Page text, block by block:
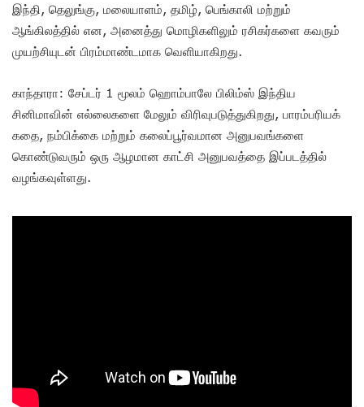
இந்தி, தெலுங்கு, மலையாளம், தமிழ், பெங்காலி மற்றும்
ஆங்கிலத்தில் என, அனைத்து மொழிகளிலும் ரசிகர்களை கவரும்
முயற்சியுடன் பிரம்மாண்டமாக வெளியாகிறது.
காந்தாரா: சேப்டர் 1 மூலம் ஹொம்பாலே பிலிம்ஸ் இந்திய
சினிமாவின் எல்லைகளை மேலும் விரிவுபடுத்துகிறது, பாரம்பரியக்
கதை, நம்பிக்கை மற்றும் கலைப்பூர்வமான அனுபவங்களை
கொண்டுவரும் ஒரு ஆழமான காட்சி அனுபவத்தை இப்படத்தில்
வழங்கவுள்ளது.